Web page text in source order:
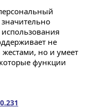
не
но и умеет
функции